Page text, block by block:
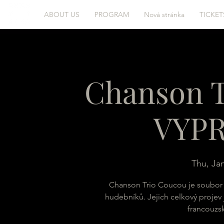
ABOUT US PROGRAM Nová stránka
Chanson
Thu,
Chanson Trio Coucou je
hudebníků. Jejich celkový